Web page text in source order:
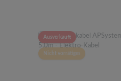
Ausverkauft
Nicht vorrätiges